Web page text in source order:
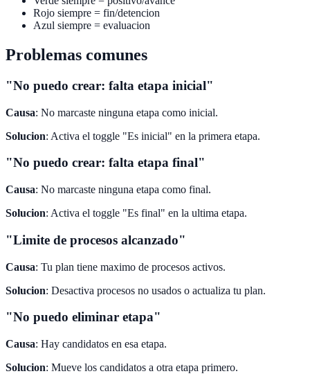
Rojo siempre = fin/detencion
Azul siempre = evaluacion
Problemas comunes
"No puedo crear: falta etapa inicial"
Causa: No marcaste ninguna etapa como inicial.
Solucion: Activa el toggle "Es inicial" en la primera etapa.
"No puedo crear: falta etapa final"
Causa: No marcaste ninguna etapa como final.
Solucion: Activa el toggle "Es final" en la ultima etapa.
"Limite de procesos alcanzado"
Causa: Tu plan tiene maximo de procesos activos.
Solucion: Desactiva procesos no usados o actualiza tu plan.
"No puedo eliminar etapa"
Causa: Hay candidatos en esa etapa.
Solucion: Mueve los candidatos a otra etapa primero.